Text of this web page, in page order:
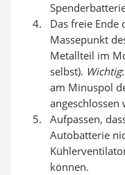
Das freie Ende
Massepunkt
Metallteil im
selbst). Wichtig
am Minuspol
angeschlossen
Aufpassen,
Autobatterie
können.